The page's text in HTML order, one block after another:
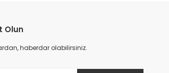
Olun
haberdar olabilirsiniz.